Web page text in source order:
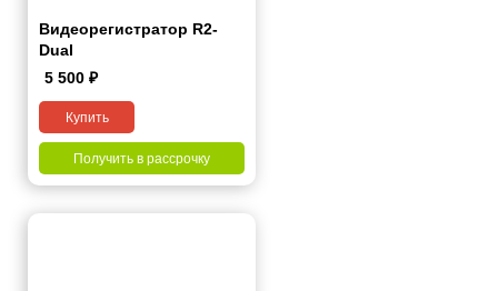
Видеорегистратор R2-
Dual
5 500 ₽
Купить
Получить в рассрочку